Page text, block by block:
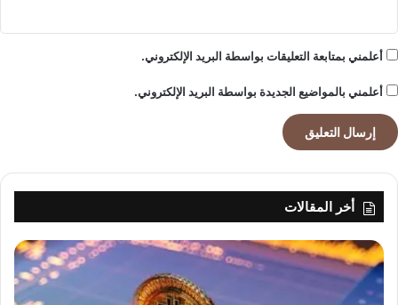
أعلمني بمتابعة التعليقات بواسطة البريد الإلكتروني.
أعلمني بالمواضيع الجديدة بواسطة البريد الإلكتروني.
أخر المقالات